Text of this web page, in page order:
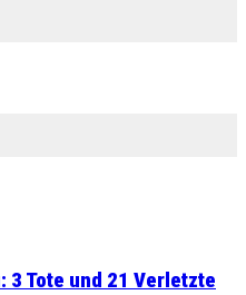
3 Tote und 21 Verletzte